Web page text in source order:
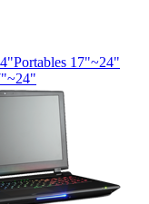
Portables 17"~24"